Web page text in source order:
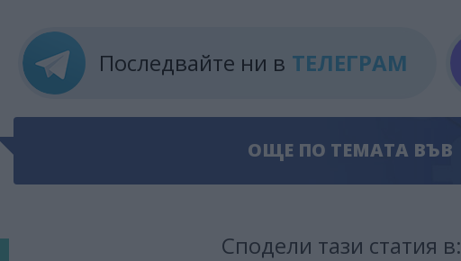
Последвайте ни в ТЕЛЕГРАМ
ОЩЕ ПО ТЕМАТА ВЪВ
Сподели тази статия в: